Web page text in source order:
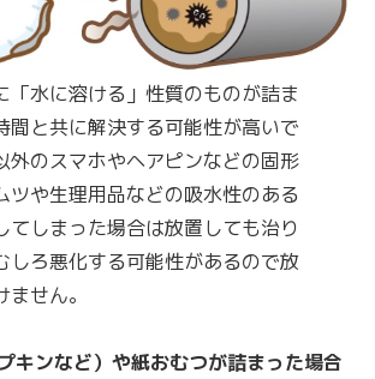
「水に溶ける」性質のものが詰ま
間と共に解決する可能性が高いで
外のスマホやヘアピンなどの固形
ツや生理用品などの吸水性のある
てしまった場合は放置しても治り
しろ悪化する可能性があるので放
せん。
キンなど）や紙おむつが詰まった場合